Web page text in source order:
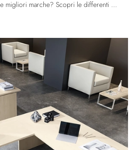
Cerchi Arredo Ufficio delle migliori marche? Scopri le differenti soluzioni di scrivanie operative in melaminico, come il modello ET Operativa di ...